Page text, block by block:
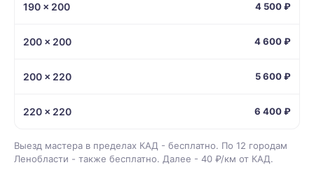
190 × 200 4 500 ₽
200 × 200 4 600 ₽
200 × 220 5 600 ₽
220 × 220 6 400 ₽
Выезд мастера в пределах КАД - бесплатно. По 12 городам
Ленобласти - также бесплатно. Далее - 40 ₽/км от КАД.